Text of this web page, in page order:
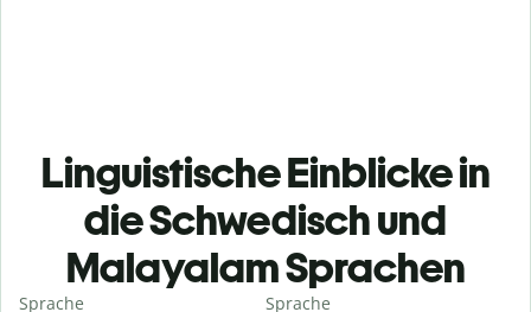
Linguistische Einblicke in
die Schwedisch und
Malayalam Sprachen
Sprache
Sprache